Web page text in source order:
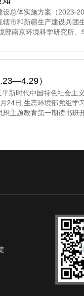
设总体实施方案（2023-
市和新疆生产建设兵团
部南京环境科学研究所、
2025年）》印发给
展改革委 2023年5月8
）
新时代中国特色社会主
日,生态环境部党组学
主题教育第一期读书班
彻习近平新时代中国